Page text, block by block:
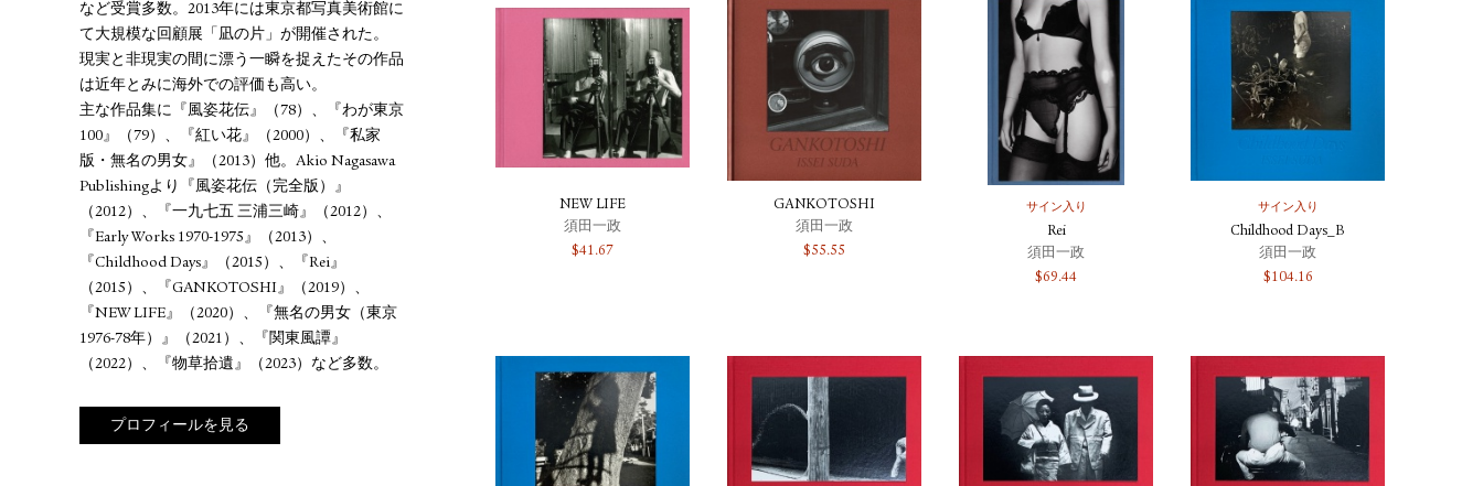
など受賞多数。2013年には東京都写真美術館に
て大規模な回顧展「凪の片」が開催された。
現実と非現実の間に漂う一瞬を捉えたその作品
は近年とみに海外での評価も高い。
主な作品集に『風姿花伝』（78）、『わが東京
100』（79）、『紅い花』（2000）、『私家
版・無名の男女』（2013）他。Akio Nagasawa
Publishingより『風姿花伝（完全版）』
（2012）、『一九七五 三浦三崎』（2012）、
『Early Works 1970-1975』（2013）、
『Childhood Days』（2015）、『Rei』
（2015）、『GANKOTOSHI』（2019）、
『NEW LIFE』（2020）、『無名の男女（東京
1976-78年）』（2021）、『関東風譚』
（2022）、『物草拾遺』（2023）など多数。
プロフィールを見る
NEW LIFE
須田一政
$41.67
GANKOTOSHI
須田一政
$55.55
サイン入り
Rei
須田一政
$69.44
サイン入り
Childhood Days_B
須田一政
$104.16